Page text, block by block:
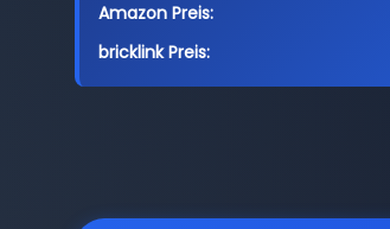
Amazon Preis:
bricklink Preis: